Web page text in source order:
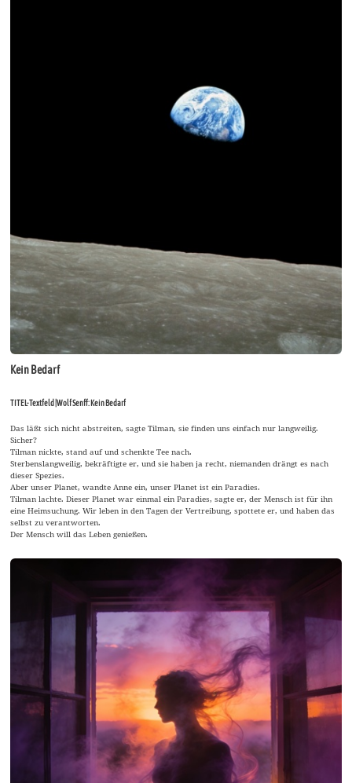
Kein Bedarf
TITEL-Textfeld |Wolf Senff: Kein Bedarf
Das läßt sich nicht abstreiten, sagte Tilman, sie finden uns einfach nur langweilig.
Sicher?
Tilman nickte, stand auf und schenkte Tee nach.
Sterbenslangweilig, bekräftigte er, und sie haben ja recht, niemanden drängt es nach
dieser Spezies.
Aber unser Planet, wandte Anne ein, unser Planet ist ein Paradies.
Tilman lachte. Dieser Planet war einmal ein Paradies, sagte er, der Mensch ist für ihn
eine Heimsuchung. Wir leben in den Tagen der Vertreibung, spottete er, und haben das
selbst zu verantworten.
Der Mensch will das Leben genießen.